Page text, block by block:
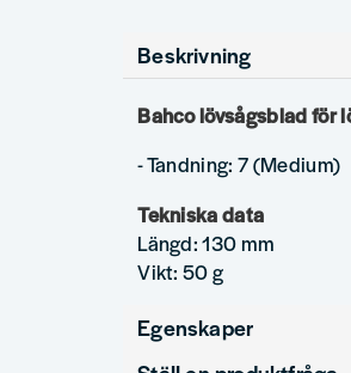
Beskrivning
Bahco lövsågsblad för
- Tandning: 7 (Medium)
Tekniska data
Längd: 130 mm
Vikt: 50 g
Egenskaper